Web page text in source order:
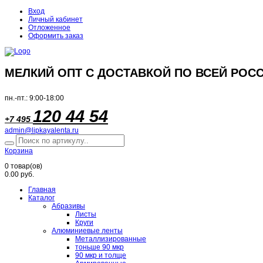
Вход
Личный кабинет
Отложенное
Оформить заказ
МЕЛКИЙ ОПТ С ДОСТАВКОЙ ПО ВСЕЙ
пн.-пт.: 9:00-18:00
+7 495 120 44 54
admin@lipkayalenta.ru
Корзина
0 товар(ов)
0.00 руб.
Главная
Каталог
Абразивы
Листы
Круги
Алюминиевые ленты
Металлизированные
тоньше 90 мкр
90 мкр и толще